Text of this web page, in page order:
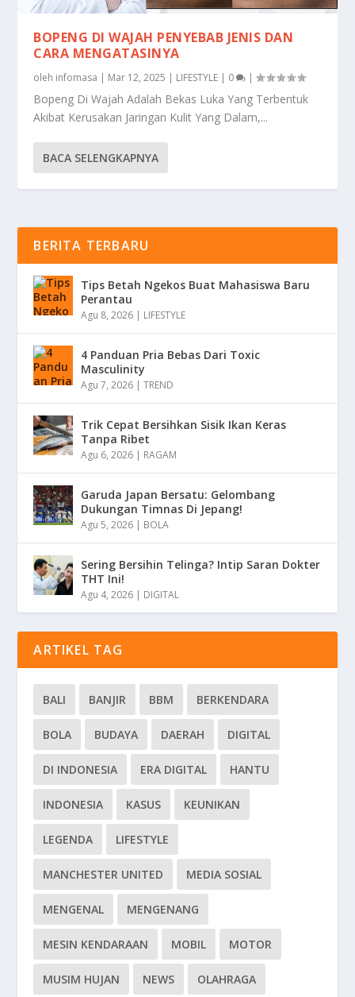
BOPENG DI WAJAH PENYEBAB JENIS DAN
CARA MENGATASINYA
oleh infomasa | Mar 12, 2025 | LIFESTYLE | 0 |
Bopeng Di Wajah Adalah Bekas Luka Yang Terbentuk
Akibat Kerusakan Jaringan Kulit Yang Dalam,...
BACA SELENGKAPNYA
BERITA TERBARU
Tips Betah Ngekos Buat Mahasiswa Baru
Perantau
Agu 8, 2026 | LIFESTYLE
4 Panduan Pria Bebas Dari Toxic
Masculinity
Agu 7, 2026 |TREND
Trik Cepat Bersihkan Sisik Ikan Keras
Tanpa Ribet
Agu 6, 2026 | RAGAM
Garuda Japan Bersatu: Gelombang
Dukungan Timnas Di Jepang!
Agu 5, 2026 | BOLA
Sering Bersihin Telinga? Intip Saran Dokter
THT Ini!
Agu 4, 2026 | DIGITAL
ARTIKEL TAG
BALI BANJIR BBM BERKENDARA
BOLA BUDAYA DAERAH DIGITAL
DI INDONESIA ERA DIGITAL HANTU
INDONESIA KASUS KEUNIKAN
LEGENDA LIFESTYLE
MANCHESTER UNITED MEDIA SOSIAL
MENGENAL MENGENANG
MESIN KENDARAAN MOBIL MOTOR
MUSIM HUJAN NEWS OLAHRAGA